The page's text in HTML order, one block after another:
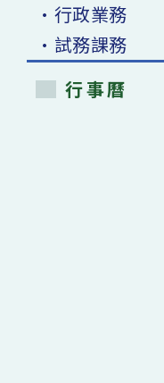
•行政業務
•試務課務
行事曆